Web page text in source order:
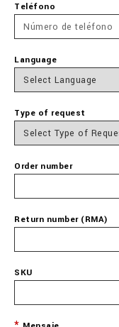
Teléfono
Language
Type of request
Order number
Return number (RMA)
SKU